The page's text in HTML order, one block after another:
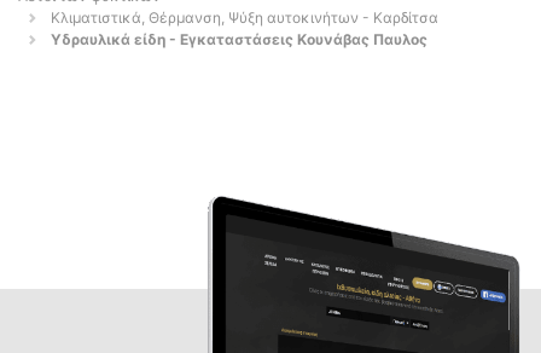
Κλιματιστικά, Θέρμανση, Ψύξη αυτοκινήτων - Καρδίτσα
Υδραυλικά είδη - Εγκαταστάσεις Κουνάβας Παυλος